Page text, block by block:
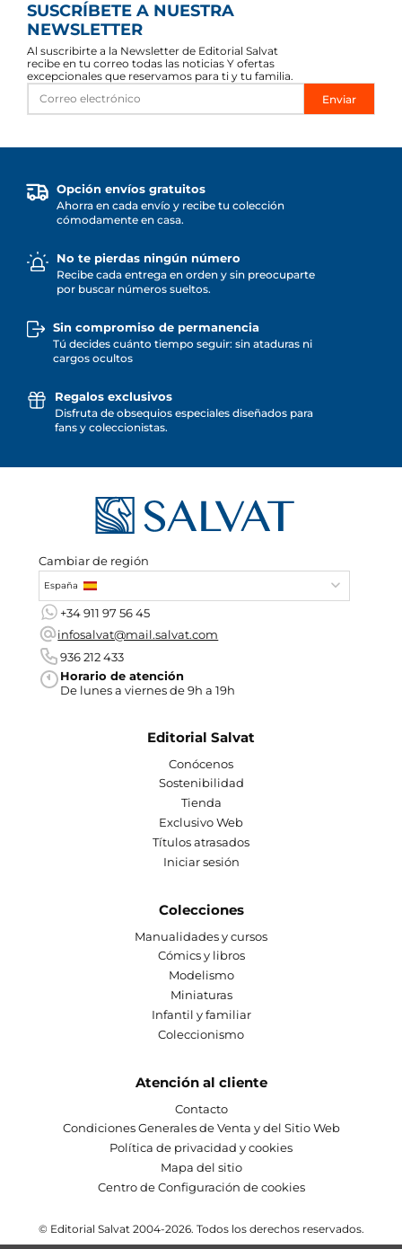
SUSCRÍBETE A NUESTRA
NEWSLETTER
Al suscribirte a la Newsletter de Editorial Salvat
recibe en tu correo todas las noticias Y ofertas
excepcionales que reservamos para ti y tu familia.
Enviar
Opción envíos gratuitos
Ahorra en cada envío y recibe tu colección
cómodamente en casa.
No te pierdas ningún número
Recibe cada entrega en orden y sin preocuparte
por buscar números sueltos.
Sin compromiso de permanencia
Tú decides cuánto tiempo seguir: sin ataduras ni
cargos ocultos
Regalos exclusivos
Disfruta de obsequios especiales diseñados para
fans y coleccionistas.
Cambiar de región
España
+34 911 97 56 45
infosalvat@mail.salvat.com
936 212 433
Horario de atención
De lunes a viernes de 9h a 19h
Editorial Salvat
Conócenos
Sostenibilidad
Tienda
Exclusivo Web
Títulos atrasados
Iniciar sesión
Colecciones
Manualidades y cursos
Cómics y libros
Modelismo
Miniaturas
Infantil y familiar
Coleccionismo
Atención al cliente
Contacto
Condiciones Generales de Venta y del Sitio Web
Política de privacidad y cookies
Mapa del sitio
Centro de Configuración de cookies
© Editorial Salvat 2004-2026. Todos los derechos reservados.